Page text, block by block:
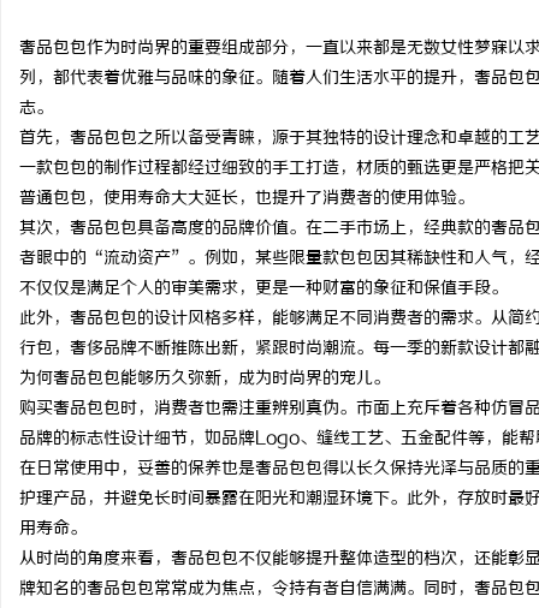
奢品包包作为时尚界的重要组成部分，一直以来都是无数女性梦寐
列，都代表着优雅与品味的象征。随着人们生活水平的提升，奢品
志。
首先，奢品包包之所以备受青睐，源于其独特的设计理念和卓越的
一款包包的制作过程都经过细致的手工打造，材质的甄选更是严格
普通包包，使用寿命大大延长，也提升了消费者的使用体验。
其次，奢品包包具备高度的品牌价值。在二手市场上，经典款的奢
者眼中的“流动资产”。例如，某些限量款包包因其稀缺性和人气，
不仅仅是满足个人的审美需求，更是一种财富的象征和保值手段。
此外，奢品包包的设计风格多样，能够满足不同消费者的需求。从
行包，奢侈品牌不断推陈出新，紧跟时尚潮流。每一季的新款设计
为何奢品包包能够历久弥新，成为时尚界的宠儿。
购买奢品包包时，消费者也需注重辨别真伪。市面上充斥着各种仿
品牌的标志性设计细节，如品牌Logo、缝线工艺、五金配件等，能
在日常使用中，妥善的保养也是奢品包包得以长久保持光泽与品质
护理产品，并避免长时间暴露在阳光和潮湿环境下。此外，存放时
用寿命。
从时尚的角度来看，奢品包包不仅能够提升整体造型的档次，还能
牌知名的奢品包包常常成为焦点，令持有者自信满满。同时，奢品
武汉配眼镜 上海配眼镜